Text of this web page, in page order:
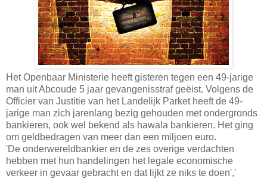
Het Openbaar Ministerie heeft gisteren tegen een 49-jarige
man uit Abcoude 5 jaar gevangenisstraf geëist. Volgens de
Officier van Justitie van het Landelijk Parket heeft de 49-
jarige man zich jarenlang bezig gehouden met ondergronds
bankieren, ook wel bekend als hawala bankieren. Het ging
om geldbedragen van meer dan een miljoen euro.
'De onderwereldbankier en de zes overige verdachten
hebben met hun handelingen het legale economische
verkeer in gevaar gebracht en dat lijkt ze niks te doen','